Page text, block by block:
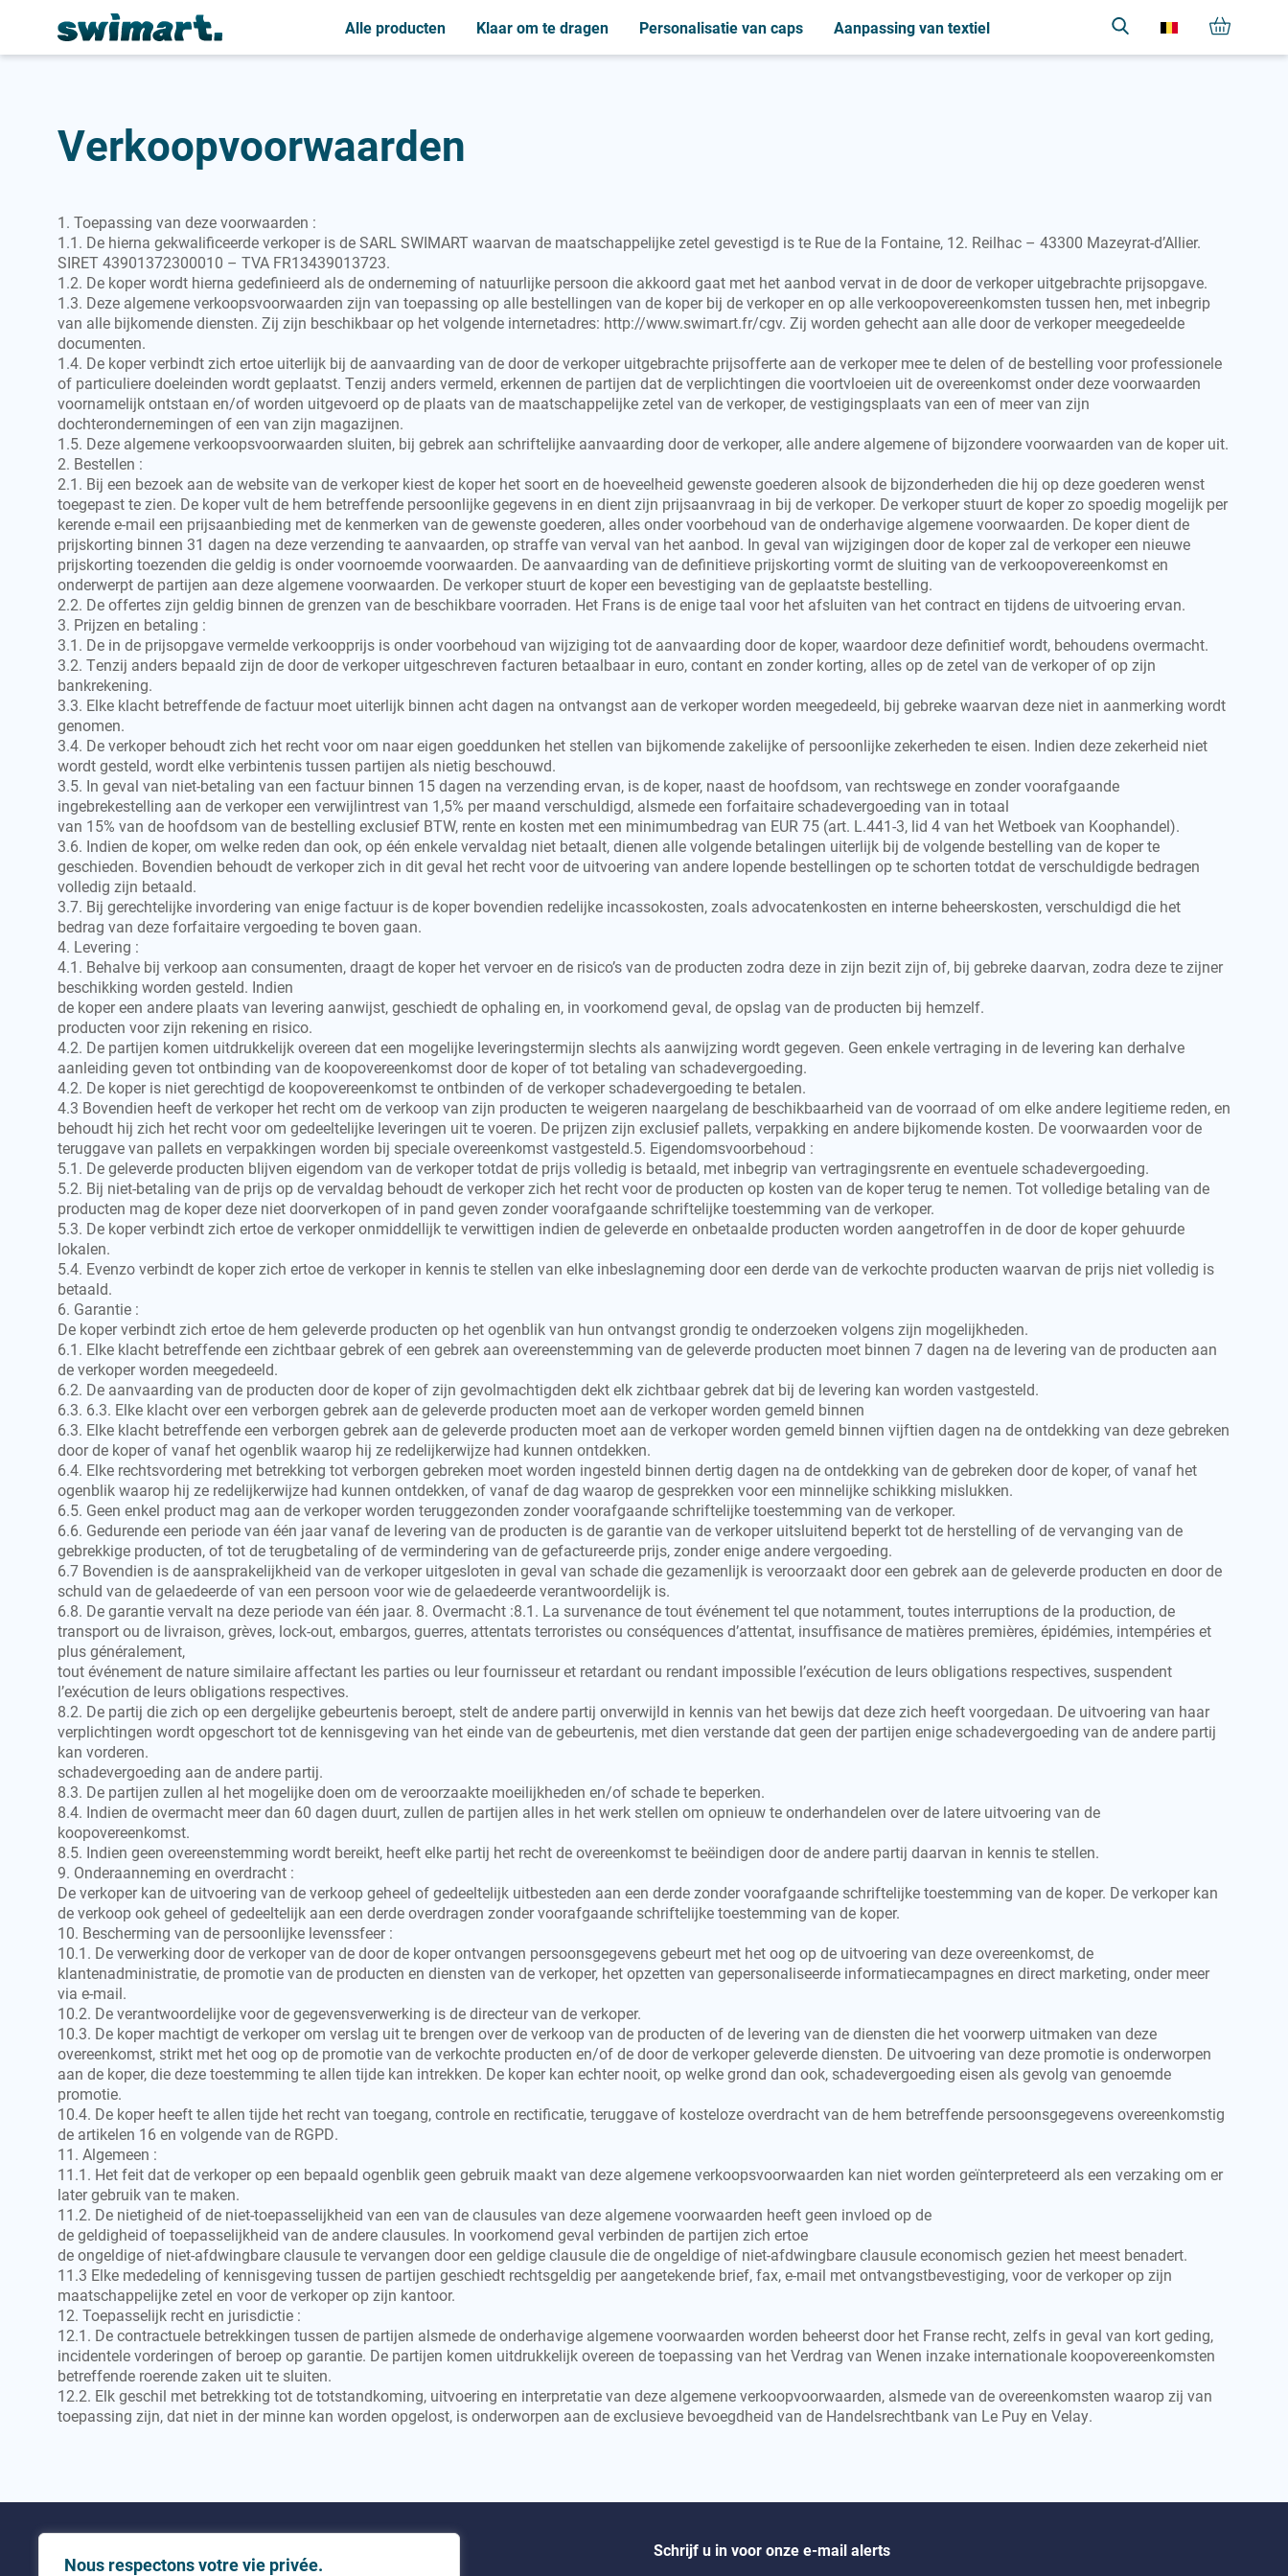
Nous respectons votre vie privée.
Personnalisation de vos bonnets de natation
Alle producten Klaar om te dragen Personalisatie van caps Aanpassing van textiel
B
Baby zwemluier
Badmuts
F P
B
Badjas
Verkoopvoorwaarden
1. Toepassing van deze voorwaarden :
1.1. De hierna gekwalificeerde verkoper is de SARL SWIMART waarvan de maatschappelijke zetel gevestigd is te Rue de la Fontaine, 12. Reilhac – 43300 Mazeyrat-d’Allier.
SIRET 43901372300010 – TVA FR13439013723.
1.2. De koper wordt hierna gedefinieerd als de onderneming of natuurlijke persoon die akkoord gaat met het aanbod vervat in de door de verkoper uitgebrachte prijsopgave.
1.3. Deze algemene verkoopsvoorwaarden zijn van toepassing op alle bestellingen van de koper bij de verkoper en op alle verkoopovereenkomsten tussen hen, met inbegrip
van alle bijkomende diensten. Zij zijn beschikbaar op het volgende internetadres: http://www.swimart.fr/cgv. Zij worden gehecht aan alle door de verkoper meegedeelde
documenten.
1.4. De koper verbindt zich ertoe uiterlijk bij de aanvaarding van de door de verkoper uitgebrachte prijsofferte aan de verkoper mee te delen of de bestelling voor professionele
of particuliere doeleinden wordt geplaatst. Tenzij anders vermeld, erkennen de partijen dat de verplichtingen die voortvloeien uit de overeenkomst onder deze voorwaarden
voornamelijk ontstaan en/of worden uitgevoerd op de plaats van de maatschappelijke zetel van de verkoper, de vestigingsplaats van een of meer van zijn
dochterondernemingen of een van zijn magazijnen.
1.5. Deze algemene verkoopsvoorwaarden sluiten, bij gebrek aan schriftelijke aanvaarding door de verkoper, alle andere algemene of bijzondere voorwaarden van de koper uit.
2. Bestellen :
2.1. Bij een bezoek aan de website van de verkoper kiest de koper het soort en de hoeveelheid gewenste goederen alsook de bijzonderheden die hij op deze goederen wenst
toegepast te zien. De koper vult de hem betreffende persoonlijke gegevens in en dient zijn prijsaanvraag in bij de verkoper. De verkoper stuurt de koper zo spoedig mogelijk per
kerende e-mail een prijsaanbieding met de kenmerken van de gewenste goederen, alles onder voorbehoud van de onderhavige algemene voorwaarden. De koper dient de
prijskorting binnen 31 dagen na deze verzending te aanvaarden, op straffe van verval van het aanbod. In geval van wijzigingen door de koper zal de verkoper een nieuwe
prijskorting toezenden die geldig is onder voornoemde voorwaarden. De aanvaarding van de definitieve prijskorting vormt de sluiting van de verkoopovereenkomst en
onderwerpt de partijen aan deze algemene voorwaarden. De verkoper stuurt de koper een bevestiging van de geplaatste bestelling.
2.2. De offertes zijn geldig binnen de grenzen van de beschikbare voorraden. Het Frans is de enige taal voor het afsluiten van het contract en tijdens de uitvoering ervan.
3. Prijzen en betaling :
3.1. De in de prijsopgave vermelde verkoopprijs is onder voorbehoud van wijziging tot de aanvaarding door de koper, waardoor deze definitief wordt, behoudens overmacht.
3.2. Tenzij anders bepaald zijn de door de verkoper uitgeschreven facturen betaalbaar in euro, contant en zonder korting, alles op de zetel van de verkoper of op zijn
bankrekening.
3.3. Elke klacht betreffende de factuur moet uiterlijk binnen acht dagen na ontvangst aan de verkoper worden meegedeeld, bij gebreke waarvan deze niet in aanmerking wordt
genomen.
3.4. De verkoper behoudt zich het recht voor om naar eigen goeddunken het stellen van bijkomende zakelijke of persoonlijke zekerheden te eisen. Indien deze zekerheid niet
wordt gesteld, wordt elke verbintenis tussen partijen als nietig beschouwd.
3.5. In geval van niet-betaling van een factuur binnen 15 dagen na verzending ervan, is de koper, naast de hoofdsom, van rechtswege en zonder voorafgaande
ingebrekestelling aan de verkoper een verwijlintrest van 1,5% per maand verschuldigd, alsmede een forfaitaire schadevergoeding van in totaal
van 15% van de hoofdsom van de bestelling exclusief BTW, rente en kosten met een minimumbedrag van EUR 75 (art. L.441-3, lid 4 van het Wetboek van Koophandel).
3.6. Indien de koper, om welke reden dan ook, op één enkele vervaldag niet betaalt, dienen alle volgende betalingen uiterlijk bij de volgende bestelling van de koper te
geschieden. Bovendien behoudt de verkoper zich in dit geval het recht voor de uitvoering van andere lopende bestellingen op te schorten totdat de verschuldigde bedragen
volledig zijn betaald.
3.7. Bij gerechtelijke invordering van enige factuur is de koper bovendien redelijke incassokosten, zoals advocatenkosten en interne beheerskosten, verschuldigd die het
bedrag van deze forfaitaire vergoeding te boven gaan.
4. Levering :
4.1. Behalve bij verkoop aan consumenten, draagt de koper het vervoer en de risico’s van de producten zodra deze in zijn bezit zijn of, bij gebreke daarvan, zodra deze te zijner
beschikking worden gesteld. Indien
de koper een andere plaats van levering aanwijst, geschiedt de ophaling en, in voorkomend geval, de opslag van de producten bij hemzelf.
producten voor zijn rekening en risico.
4.2. De partijen komen uitdrukkelijk overeen dat een mogelijke leveringstermijn slechts als aanwijzing wordt gegeven. Geen enkele vertraging in de levering kan derhalve
aanleiding geven tot ontbinding van de koopovereenkomst door de koper of tot betaling van schadevergoeding.
4.2. De koper is niet gerechtigd de koopovereenkomst te ontbinden of de verkoper schadevergoeding te betalen.
4.3 Bovendien heeft de verkoper het recht om de verkoop van zijn producten te weigeren naargelang de beschikbaarheid van de voorraad of om elke andere legitieme reden, en
behoudt hij zich het recht voor om gedeeltelijke leveringen uit te voeren. De prijzen zijn exclusief pallets, verpakking en andere bijkomende kosten. De voorwaarden voor de
teruggave van pallets en verpakkingen worden bij speciale overeenkomst vastgesteld.5. Eigendomsvoorbehoud :
5.1. De geleverde producten blijven eigendom van de verkoper totdat de prijs volledig is betaald, met inbegrip van vertragingsrente en eventuele schadevergoeding.
5.2. Bij niet-betaling van de prijs op de vervaldag behoudt de verkoper zich het recht voor de producten op kosten van de koper terug te nemen. Tot volledige betaling van de
producten mag de koper deze niet doorverkopen of in pand geven zonder voorafgaande schriftelijke toestemming van de verkoper.
5.3. De koper verbindt zich ertoe de verkoper onmiddellijk te verwittigen indien de geleverde en onbetaalde producten worden aangetroffen in de door de koper gehuurde
lokalen.
5.4. Evenzo verbindt de koper zich ertoe de verkoper in kennis te stellen van elke inbeslagneming door een derde van de verkochte producten waarvan de prijs niet volledig is
betaald.
6. Garantie :
De koper verbindt zich ertoe de hem geleverde producten op het ogenblik van hun ontvangst grondig te onderzoeken volgens zijn mogelijkheden.
6.1. Elke klacht betreffende een zichtbaar gebrek of een gebrek aan overeenstemming van de geleverde producten moet binnen 7 dagen na de levering van de producten aan
de verkoper worden meegedeeld.
6.2. De aanvaarding van de producten door de koper of zijn gevolmachtigden dekt elk zichtbaar gebrek dat bij de levering kan worden vastgesteld.
6.3. 6.3. Elke klacht over een verborgen gebrek aan de geleverde producten moet aan de verkoper worden gemeld binnen
6.3. Elke klacht betreffende een verborgen gebrek aan de geleverde producten moet aan de verkoper worden gemeld binnen vijftien dagen na de ontdekking van deze gebreken
door de koper of vanaf het ogenblik waarop hij ze redelijkerwijze had kunnen ontdekken.
6.4. Elke rechtsvordering met betrekking tot verborgen gebreken moet worden ingesteld binnen dertig dagen na de ontdekking van de gebreken door de koper, of vanaf het
ogenblik waarop hij ze redelijkerwijze had kunnen ontdekken, of vanaf de dag waarop de gesprekken voor een minnelijke schikking mislukken.
6.5. Geen enkel product mag aan de verkoper worden teruggezonden zonder voorafgaande schriftelijke toestemming van de verkoper.
6.6. Gedurende een periode van één jaar vanaf de levering van de producten is de garantie van de verkoper uitsluitend beperkt tot de herstelling of de vervanging van de
gebrekkige producten, of tot de terugbetaling of de vermindering van de gefactureerde prijs, zonder enige andere vergoeding.
6.7 Bovendien is de aansprakelijkheid van de verkoper uitgesloten in geval van schade die gezamenlijk is veroorzaakt door een gebrek aan de geleverde producten en door de
schuld van de gelaedeerde of van een persoon voor wie de gelaedeerde verantwoordelijk is.
6.8. De garantie vervalt na deze periode van één jaar. 8. Overmacht :8.1. La survenance de tout événement tel que notamment, toutes interruptions de la production, de
transport ou de livraison, grèves, lock-out, embargos, guerres, attentats terroristes ou conséquences d’attentat, insuffisance de matières premières, épidémies, intempéries et
plus généralement,
tout événement de nature similaire affectant les parties ou leur fournisseur et retardant ou rendant impossible l’exécution de leurs obligations respectives, suspendent
l’exécution de leurs obligations respectives.
8.2. De partij die zich op een dergelijke gebeurtenis beroept, stelt de andere partij onverwijld in kennis van het bewijs dat deze zich heeft voorgedaan. De uitvoering van haar
verplichtingen wordt opgeschort tot de kennisgeving van het einde van de gebeurtenis, met dien verstande dat geen der partijen enige schadevergoeding van de andere partij
kan vorderen.
schadevergoeding aan de andere partij.
8.3. De partijen zullen al het mogelijke doen om de veroorzaakte moeilijkheden en/of schade te beperken.
8.4. Indien de overmacht meer dan 60 dagen duurt, zullen de partijen alles in het werk stellen om opnieuw te onderhandelen over de latere uitvoering van de
koopovereenkomst.
8.5. Indien geen overeenstemming wordt bereikt, heeft elke partij het recht de overeenkomst te beëindigen door de andere partij daarvan in kennis te stellen.
9. Onderaanneming en overdracht :
De verkoper kan de uitvoering van de verkoop geheel of gedeeltelijk uitbesteden aan een derde zonder voorafgaande schriftelijke toestemming van de koper. De verkoper kan
de verkoop ook geheel of gedeeltelijk aan een derde overdragen zonder voorafgaande schriftelijke toestemming van de koper.
10. Bescherming van de persoonlijke levenssfeer :
10.1. De verwerking door de verkoper van de door de koper ontvangen persoonsgegevens gebeurt met het oog op de uitvoering van deze overeenkomst, de
klantenadministratie, de promotie van de producten en diensten van de verkoper, het opzetten van gepersonaliseerde informatiecampagnes en direct marketing, onder meer
via e-mail.
10.2. De verantwoordelijke voor de gegevensverwerking is de directeur van de verkoper.
10.3. De koper machtigt de verkoper om verslag uit te brengen over de verkoop van de producten of de levering van de diensten die het voorwerp uitmaken van deze
overeenkomst, strikt met het oog op de promotie van de verkochte producten en/of de door de verkoper geleverde diensten. De uitvoering van deze promotie is onderworpen
aan de koper, die deze toestemming te allen tijde kan intrekken. De koper kan echter nooit, op welke grond dan ook, schadevergoeding eisen als gevolg van genoemde
promotie.
10.4. De koper heeft te allen tijde het recht van toegang, controle en rectificatie, teruggave of kosteloze overdracht van de hem betreffende persoonsgegevens overeenkomstig
de artikelen 16 en volgende van de RGPD.
11. Algemeen :
11.1. Het feit dat de verkoper op een bepaald ogenblik geen gebruik maakt van deze algemene verkoopsvoorwaarden kan niet worden geïnterpreteerd als een verzaking om er
later gebruik van te maken.
11.2. De nietigheid of de niet-toepasselijkheid van een van de clausules van deze algemene voorwaarden heeft geen invloed op de
de geldigheid of toepasselijkheid van de andere clausules. In voorkomend geval verbinden de partijen zich ertoe
de ongeldige of niet-afdwingbare clausule te vervangen door een geldige clausule die de ongeldige of niet-afdwingbare clausule economisch gezien het meest benadert.
11.3 Elke mededeling of kennisgeving tussen de partijen geschiedt rechtsgeldig per aangetekende brief, fax, e-mail met ontvangstbevestiging, voor de verkoper op zijn
maatschappelijke zetel en voor de verkoper op zijn kantoor.
12. Toepasselijk recht en jurisdictie :
12.1. De contractuele betrekkingen tussen de partijen alsmede de onderhavige algemene voorwaarden worden beheerst door het Franse recht, zelfs in geval van kort geding,
incidentele vorderingen of beroep op garantie. De partijen komen uitdrukkelijk overeen de toepassing van het Verdrag van Wenen inzake internationale koopovereenkomsten
betreffende roerende zaken uit te sluiten.
12.2. Elk geschil met betrekking tot de totstandkoming, uitvoering en interpretatie van deze algemene verkoopvoorwaarden, alsmede van de overeenkomsten waarop zij van
toepassing zijn, dat niet in der minne kan worden opgelost, is onderworpen aan de exclusieve bevoegdheid van de Handelsrechtbank van Le Puy en Velay.
Schrijf u in voor onze e-mail alerts